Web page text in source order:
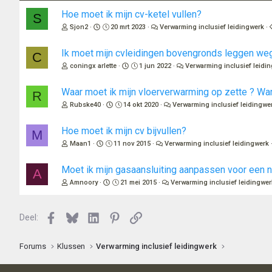
S Hoe moet ik mijn cv-ketel vullen?
Sjon2 20 mrt 2023 Verwarming inclusief leidingwerk
C Ik moet mijn cvleidingen bovengronds leggen
coningx arlette 1 jun 2022 Verwarming inclusief
R Waar moet ik mijn vloerverwarming op zette ?
Rubske40 14 okt 2020 Verwarming inclusief
M Hoe moet ik mijn cv bijvullen?
Maan1 11 nov 2015 Verwarming inclusief leidingwerk
A Moet ik mijn gasaansluiting aanpassen voor een
Amnoory 21 mei 2015 Verwarming inclusief
Deel: Facebook
BlueskyLinkedInPinterest
Link
Forums Klussen Verwarming inclusief leidingwerk